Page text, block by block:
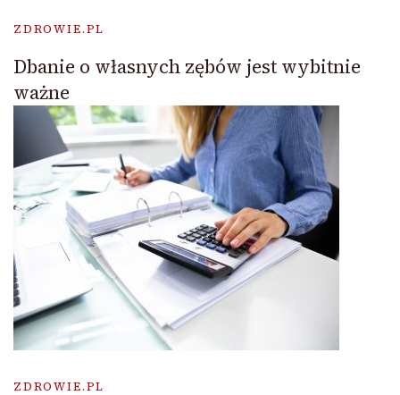
ZDROWIE.PL
Dbanie o własnych zębów jest wybitnie
ważne
ZDROWIE.PL